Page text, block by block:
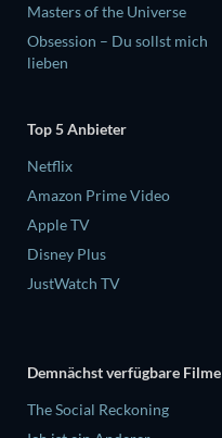
Masters of the Universe
Obsession – Du sollst mich
lieben
Top 5 Anbieter
Netflix
Amazon Prime Video
Apple TV
Disney Plus
JustWatch TV
Demnächst verfügbare Filme
The Social Reckoning